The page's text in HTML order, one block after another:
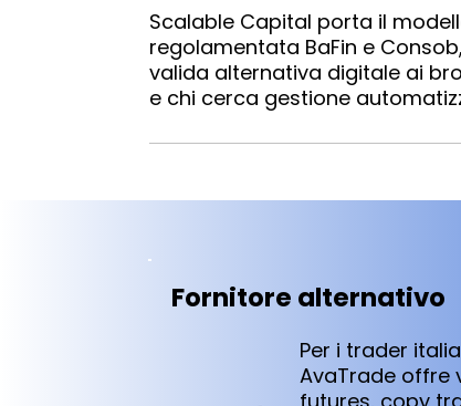
Scalable Capital porta il
regolamentata BaFin e
valida alternativa digitale ai
e chi cerca gestione
Fornitore alternativo
Per i trader
AvaTrade offre